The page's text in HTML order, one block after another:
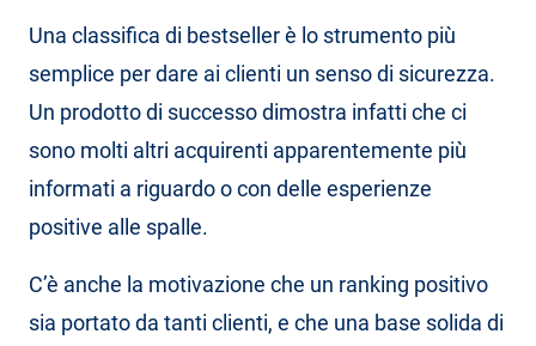
Una classifica di bestseller è lo strumento più
semplice per dare ai clienti un senso di sicurezza.
Un prodotto di successo dimostra infatti che ci
sono molti altri acquirenti apparentemente più
informati a riguardo o con delle esperienze
positive alle spalle.
C’è anche la motivazione che un ranking positivo
sia portato da tanti clienti, e che una base solida di